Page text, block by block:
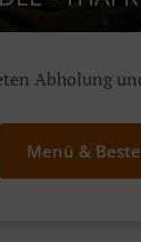
Abholung
Menü &